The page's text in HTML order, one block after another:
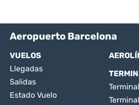
Aeropuerto Barcelona
VUELOS
Llegadas
Salidas
Estado Vuelo